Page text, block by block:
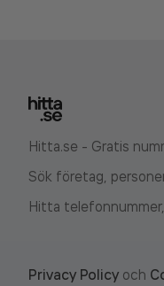
Hitta.se - Gratis
Sök företag,
Hitta
Privacy Policy och